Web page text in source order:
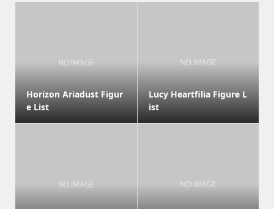
Horizon Ariadust Figur
e List
Lucy Heartfilia Figure L
ist